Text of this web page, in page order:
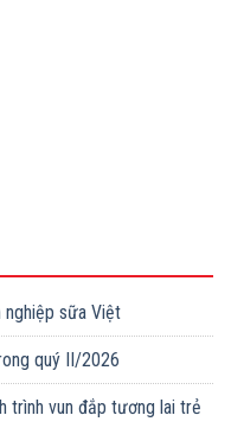
nghiệp sữa Việt
quý II/2026
trình vun đắp tương lai trẻ